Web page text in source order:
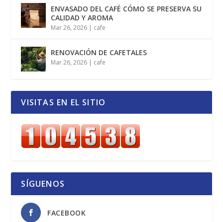
ENVASADO DEL CAFÉ CÓMO SE PRESERVA SU
CALIDAD Y AROMA
Mar 26, 2026 | cafe
RENOVACIÓN DE CAFETALES
Mar 26, 2026 | cafe
VISITAS EN EL SITIO
SÍGUENOS
FACEBOOK